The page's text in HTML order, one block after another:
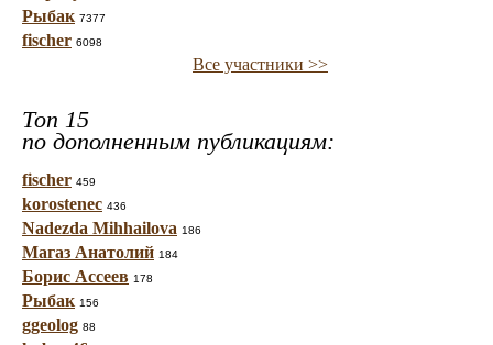
Рыбак 7377
fischer 6098
Все участники >>
Топ 15
по дополненным публикациям:
fischer 459
korostenec 436
Nadezda Mihhailova 186
Магаз Анатолий 184
Борис Ассеев 178
Рыбак 156
ggeolog 88